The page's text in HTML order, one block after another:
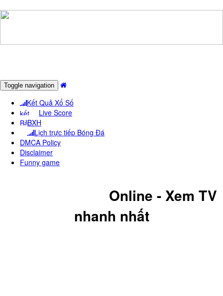
Toggle navigation
Kết Quả Xổ Số
Live Score
BXH
Lịch trực tiếp Bóng Đá
DMCA Policy
Disclaimer
Funny game
Online - Xem TV
nhanh nhất